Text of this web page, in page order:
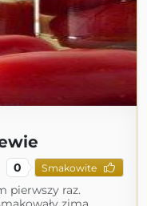
0 Smakowite
pierwszy raz.